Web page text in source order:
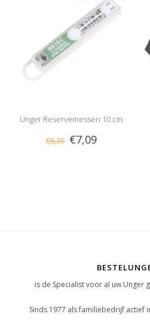
Unger Reservemessen 10 cm
€8,35 €7,09
is de Specialist voor al uw Unger
Sinds 1977 als familiebedrijf actief